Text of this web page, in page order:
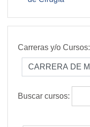
Carreras y/o Cursos:
Buscar cursos: